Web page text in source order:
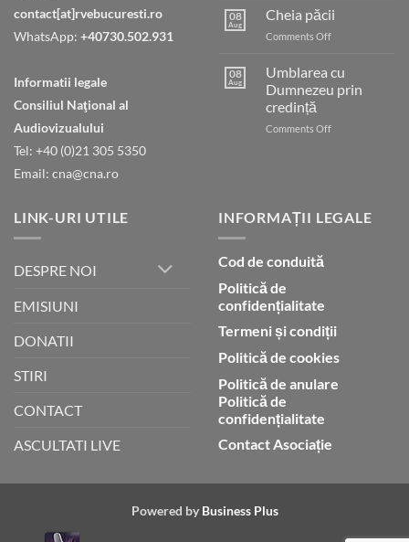
contact[at]rvebucuresti.ro
WhatsApp: +40730.502.931
Informatii legale
Consiliul Naţional al
Audiovizualului
Tel: +40 (0)21 305 5350
Email: cna@cna.ro
din
Indonezia
condamnat
presupusă
blasfemie
împotriva
08
Aug
Cheia păcii
Comments Offon
08
Aug
Umblarea cu
Dumnezeu prin
credință
Comments Offon
LINK-URI UTILE
DESPRE NOI
EMISIUNI
DONATII
STIRI
CONTACT
ASCULTATI LIVE
INFORMAȚII LEGALE
Cod de conduită
Politică de
confidențialitate
Termeni și condiții
Politică de cookies
Politică de anulare
Politică de
confidențialitate
Contact Asociație
Powered by Business Plus